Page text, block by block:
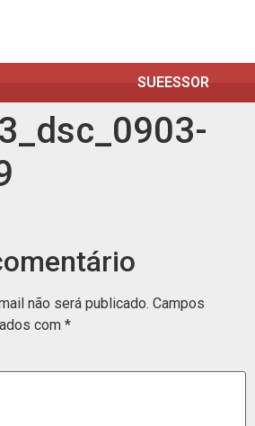
SUEESSOR
não será publicado. Campos
com *